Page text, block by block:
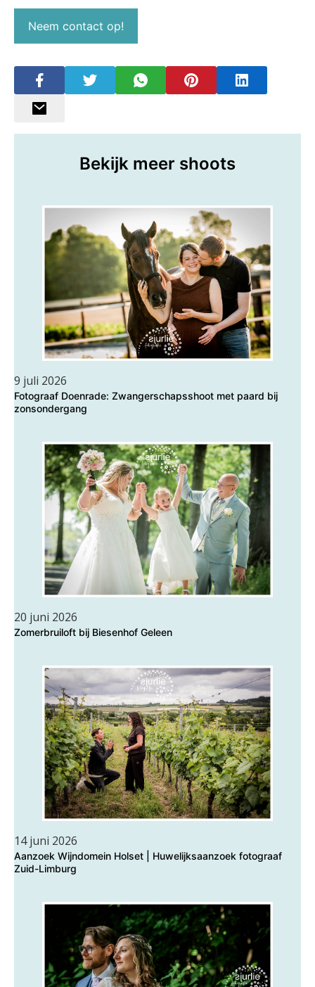
Neem contact op!
Bekijk meer shoots
9 juli 2026
Fotograaf Doenrade: Zwangerschapsshoot met paard bij
zonsondergang
20 juni 2026
Zomerbruiloft bij Biesenhof Geleen
14 juni 2026
Aanzoek Wijndomein Holset | Huwelijksaanzoek fotograaf
Zuid-Limburg